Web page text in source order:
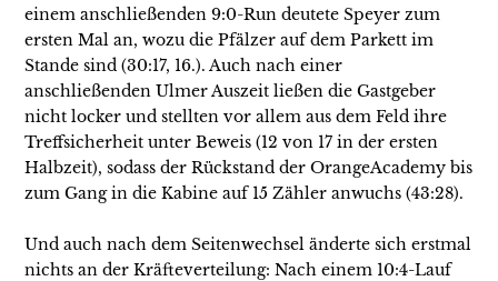
einem anschließenden 9:0-Run deutete Speyer zum
ersten Mal an, wozu die Pfälzer auf dem Parkett im
Stande sind (30:17, 16.). Auch nach einer
anschließenden Ulmer Auszeit ließen die Gastgeber
nicht locker und stellten vor allem aus dem Feld ihre
Treffsicherheit unter Beweis (12 von 17 in der ersten
Halbzeit), sodass der Rückstand der OrangeAcademy bis
zum Gang in die Kabine auf 15 Zähler anwuchs (43:28).
Und auch nach dem Seitenwechsel änderte sich erstmal
nichts an der Kräfteverteilung: Nach einem 10:4-Lauf